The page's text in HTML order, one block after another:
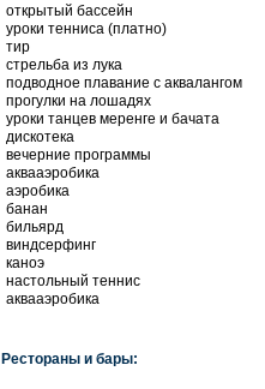
открытый бассейн
уроки тенниса (платно)
тир
стрельба из лука
подводное плавание с аквалангом
прогулки на лошадях
уроки танцев меренге и бачата
дискотека
вечерние программы
аквааэробика
аэробика
банан
бильярд
виндсерфинг
каноэ
настольный теннис
аквааэробика
Рестораны и бары: